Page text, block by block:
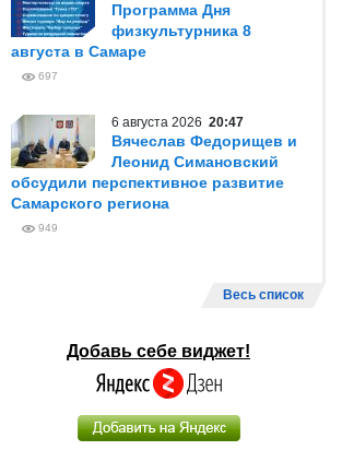
Программа Дня
физкультурника 8
августа в Самаре
697
6 августа 2026 20:47
Вячеслав Федорищев и
Леонид Симановский
обсудили перспективное развитие
Самарского региона
949
Весь список
Добавь себе виджет!